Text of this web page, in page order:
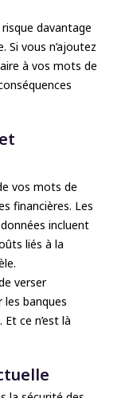
davantage
Si vous n’ajoutez
à vos mots de
vos mots de
financières. Les
incluent
liés à la
verser
banques
ce n’est là